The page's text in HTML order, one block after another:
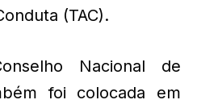
(TAC).
Nacional de
foi colocada em